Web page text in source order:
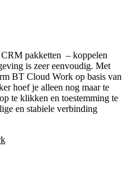
pakketten – koppelen
is zeer eenvoudig. Met
BT Cloud Work op basis van
hoef je alleen nog maar te
te klikken en toestemming te
en stabiele verbinding